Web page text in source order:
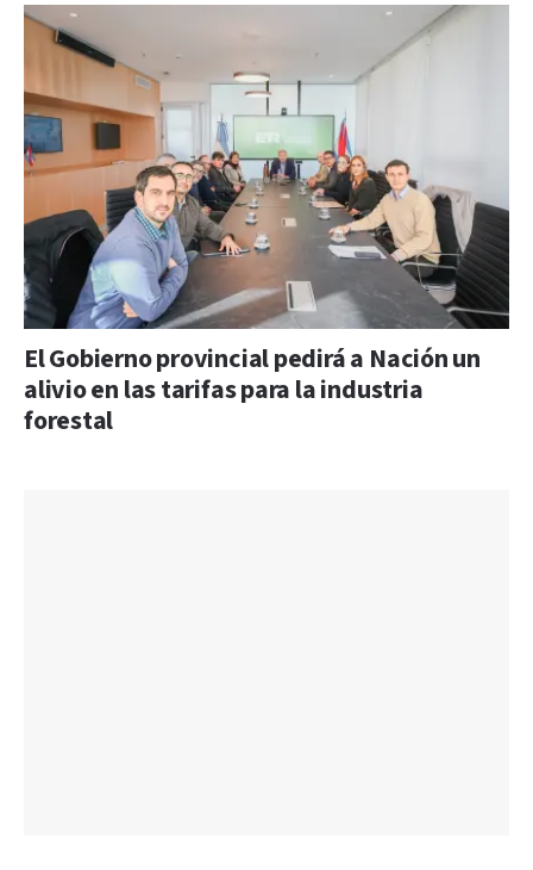
El Gobierno provincial pedirá a Nación un
alivio en las tarifas para la industria
forestal